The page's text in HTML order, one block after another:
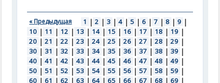
« Предыдущая 1 | 2 | 3 | 4 | 5 | 6 | 7 | 8 | 9 |
10 | 11 | 12 | 13 | 14 | 15 | 16 | 17 | 18 | 19 |
20 | 21 | 22 | 23 | 24 | 25 | 26 | 27 | 28 | 29 |
30 | 31 | 32 | 33 | 34 | 35 | 36 | 37 | 38 | 39 |
40 | 41 | 42 | 43 | 44 | 45 | 46 | 47 | 48 | 49 |
50 | 51 | 52 | 53 | 54 | 55 | 56 | 57 | 58 | 59 |
60 | 61 | 62 | 63 | 64 | 65 | 66 | 67 | 68 | 69 |